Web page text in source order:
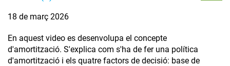
18 de març 2026
En aquest video es desenvolupa el concepte
d'amortització. S'explica com s'ha de fer una política
d'amortització i els quatre factors de decisió: base de